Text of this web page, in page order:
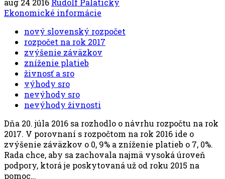
Ekonomické informácie
nový slovenský rozpočet
rozpočet na rok 2017
zvýšenie záväzkov
zníženie platieb
živnosť a sro
výhody sro
nevýhody sro
nevýhody živnosti
Dňa 20. júla 2016 sa rozhodlo o návrhu rozpočtu na rok
2017. V porovnaní s rozpočtom na rok 2016 ide o
zvýšenie záväzkov o 0, 9% a zníženie platieb o 7, 0%.
Rada chce, aby sa zachovala najmä vysoká úroveň
podpory, ktorá je poskytovaná už od roku 2015 na
pomoc…